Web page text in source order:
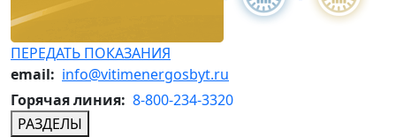
ПЕРЕДАТЬ ПОКАЗАНИЯ
email: info@vitimenergosbyt.ru
Горячая линия: 8-800-234-3320
РАЗДЕЛЫ